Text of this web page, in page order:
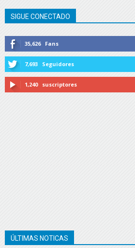
SIGUE CONECTADO
35,626 Fans
7,693 Seguidores
1,240 suscriptores
ÚLTIMAS NOTICAS